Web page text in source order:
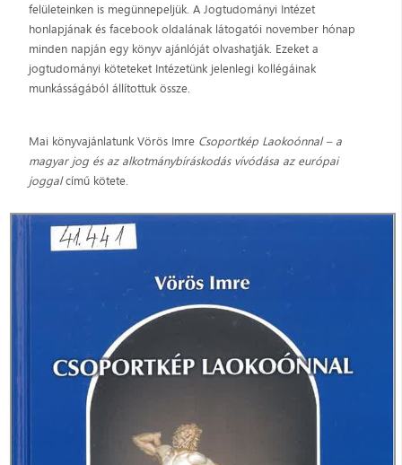
felületeinken is megünnepeljük. A Jogtudományi Intézet
honlapjának és facebook oldalának látogatói november hónap
minden napján egy könyv ajánlóját olvashatják. Ezeket a
jogtudományi köteteket Intézetünk jelenlegi kollégáinak
munkásságából állítottuk össze.
Mai könyvajánlatunk Vörös Imre Csoportkép Laokoónnal – a
magyar jog és az alkotmánybíráskodás vívódása az európai
joggalcímű kötete.